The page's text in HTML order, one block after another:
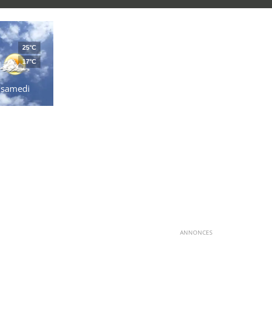
samedi
25°C
17°C
ANNONCES